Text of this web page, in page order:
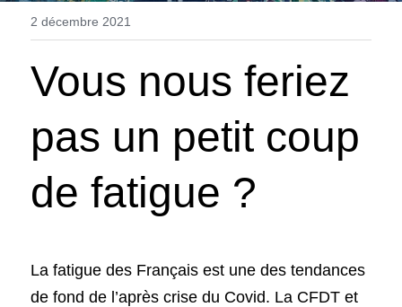
Playlists
2 décembre 2021
Vous nous feriez
pas un petit coup
de fatigue ?
La fatigue des Français est une des tendances
de fond de l’après crise du Covid. La CFDT et